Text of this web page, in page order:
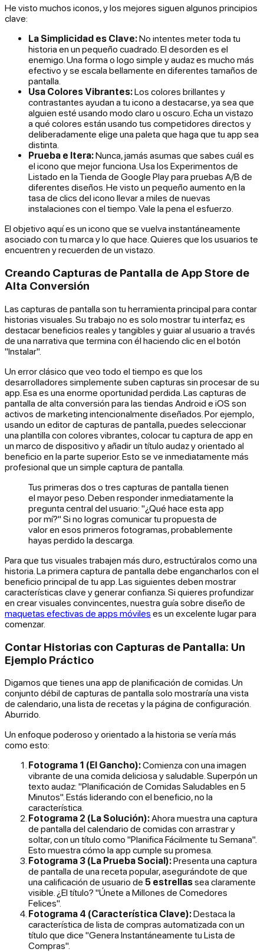
He visto muchos iconos, y los mejores siguen algunos principios
clave:
La Simplicidad es Clave:No intentes meter toda tu
historia en un pequeño cuadrado. El desorden es el
enemigo. Una forma o logo simple y audaz es mucho más
efectivo y se escala bellamente en diferentes tamaños de
pantalla.
Usa Colores Vibrantes:Los colores brillantes y
contrastantes ayudan a tu icono a destacarse, ya sea que
alguien esté usando modo claro u oscuro. Echa un vistazo
a qué colores están usando tus competidores directos y
deliberadamente elige una paleta que haga que tu app sea
distinta.
Prueba e Itera:Nunca, jamás asumas que sabes cuál es
el icono que mejor funciona. Usa los Experimentos de
Listado en la Tienda de Google Play para pruebas A/B de
diferentes diseños. He visto un pequeño aumento en la
tasa de clics del icono llevar a miles de nuevas
instalaciones con el tiempo. Vale la pena el esfuerzo.
El objetivo aquí es un icono que se vuelva instantáneamente
asociado con tu marca y lo que hace. Quieres que los usuarios te
encuentren y recuerden de un vistazo.
Creando Capturas de Pantalla de App Store de
Alta Conversión
Las capturas de pantalla son tu herramienta principal para contar
historias visuales. Su trabajo no es solo mostrar tu interfaz; es
destacar beneficios reales y tangibles y guiar al usuario a través
de una narrativa que termina con él haciendo clic en el botón
"Instalar".
Un error clásico que veo todo el tiempo es que los
desarrolladores simplemente suben capturas sin procesar de su
app. Esa es una enorme oportunidad perdida. Las capturas de
pantalla de alta conversión para las tiendas Android e iOS son
activos de marketing intencionalmente diseñados. Por ejemplo,
usando un editor de capturas de pantalla, puedes seleccionar
una plantilla con colores vibrantes, colocar tu captura de app en
un marco de dispositivo y añadir un título audaz y orientado al
beneficio en la parte superior. Esto se ve inmediatamente más
profesional que un simple captura de pantalla.
Tus primeras dos o tres capturas de pantalla tienen
el mayor peso. Deben responder inmediatamente la
pregunta central del usuario: "¿Qué hace esta app
por mí?" Si no logras comunicar tu propuesta de
valor en esos primeros fotogramas, probablemente
hayas perdido la descarga.
Para que tus visuales trabajen más duro, estructúralos como una
historia. La primera captura de pantalla debe engancharlos con el
beneficio principal de tu app. Las siguientes deben mostrar
características clave y generar confianza. Si quieres profundizar
en crear visuales convincentes, nuestra guía sobre diseño de
maquetas efectivas de apps móviles es un excelente lugar para
comenzar.
Contar Historias con Capturas de Pantalla: Un
Ejemplo Práctico
Digamos que tienes una app de planificación de comidas. Un
conjunto débil de capturas de pantalla solo mostraría una vista
de calendario, una lista de recetas y la página de configuración.
Aburrido.
Un enfoque poderoso y orientado a la historia se vería más
como esto:
Fotograma 1 (El Gancho):Comienza con una imagen
vibrante de una comida deliciosa y saludable. Superpón un
texto audaz: "Planificación de Comidas Saludables en 5
Minutos". Estás liderando con elbeneficio, no la
característica.
Fotograma 2 (La Solución):Ahora muestra una captura
de pantalla del calendario de comidas con arrastrar y
soltar, con un título como "Planifica Fácilmente tu Semana".
Esto muestra cómo la app cumple su promesa.
Fotograma 3 (La Prueba Social):Presenta una captura
de pantalla de una receta popular, asegurándote de que
una calificación de usuario de 5 estrellassea claramente
visible. ¿El título? "Únete a Millones de Comedores
Felices".
Fotograma 4 (Característica Clave):Destaca la
característica de lista de compras automatizada con un
título que dice "Genera Instantáneamente tu Lista de
Compras".